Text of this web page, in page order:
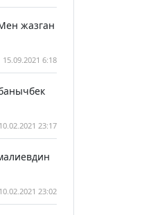
жазган
15.09.2021 6:18
10.02.2021 23:17
10.02.2021 23:02